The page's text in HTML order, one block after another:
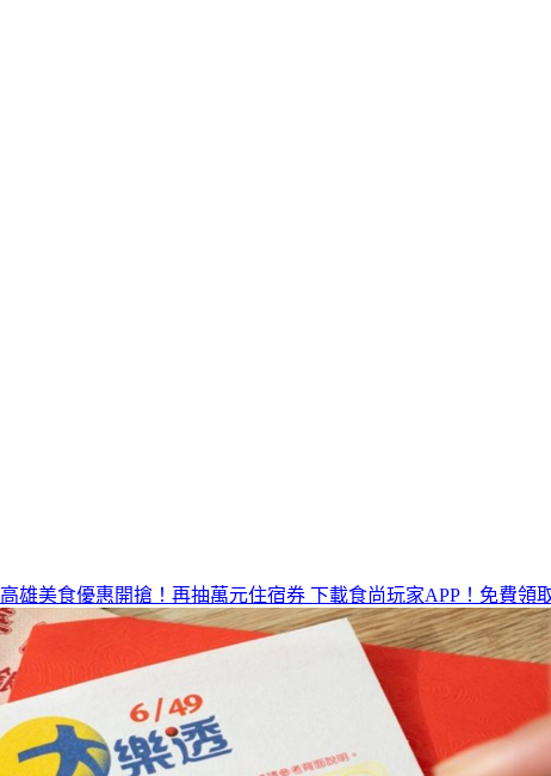
高雄美食優惠開搶！再抽萬元住宿券 下載食尚玩家APP！免費領